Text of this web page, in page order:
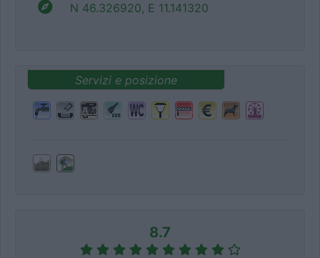
N 46.326920, E 11.141320
Servizi e posizione
8.7